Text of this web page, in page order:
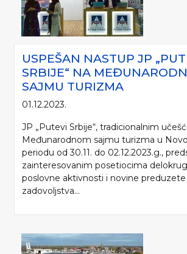
USPEŠAN NASTUP JP
SRBIJE“ NA
SAJMU TURIZMA
01.12.2023.
JP „Putevi Srbije“, tradicionalnim
Međunarodnom sajmu turizma u
periodu od 30.11. do 02.12.2023.g.,
zainteresovanim posetiocima
poslovne aktivnosti i novine
zadovoljstva...